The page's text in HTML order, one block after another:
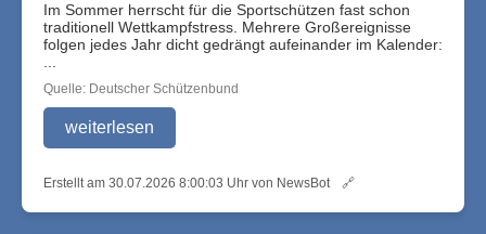
Im Sommer herrscht für die Sportschützen fast schon
traditionell Wettkampfstress. Mehrere Großereignisse
folgen jedes Jahr dicht gedrängt aufeinander im Kalender:
Quelle: Deutscher Schützenbund
weiterlesen
Erstellt am 30.07.2026 8:00:03 Uhr von NewsBot 🔗